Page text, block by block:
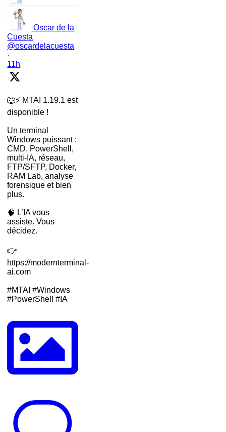
Oscar de la
Cuesta
@oscardelacuesta
·
11h
🐺⚡ MTAI 1.19.1 est
disponible !
Un terminal
Windows puissant :
CMD, PowerShell,
multi-IA, réseau,
FTP/SFTP, Docker,
RAM Lab, analyse
forensique et bien
plus.
🧠 L’IA vous
assiste. Vous
décidez.
👉
https://modernterminal-
ai.com
#MTAI #Windows
#PowerShell #IA